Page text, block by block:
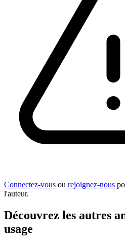
Connectez-vous ou rejoignez-nous
l'auteur.
Découvrez les autres
usage